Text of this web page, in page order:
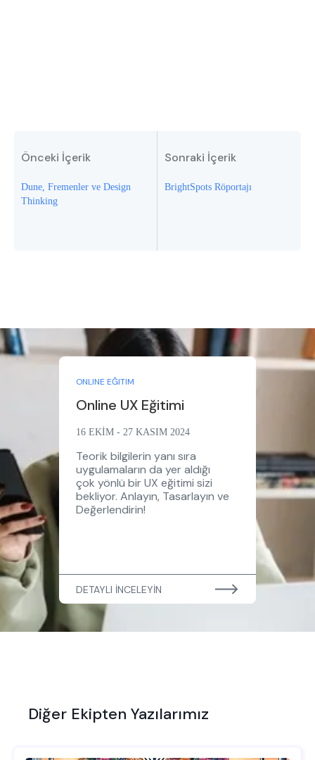
Önceki İçerik
Dune, Fremenler ve Design
Thinking
Sonraki İçerik
BrightSpots Röportajı
ONLINE EĞITIM
Online UX Eğitimi
16 EKİM - 27 KASIM 2024
Teorik bilgilerin yanı sıra
uygulamaların da yer aldığı
çok yönlü bir UX eğitimi sizi
bekliyor. Anlayın, Tasarlayın ve
Değerlendirin!
DETAYLI İNCELEYİN
Diğer Ekipten Yazılarımız